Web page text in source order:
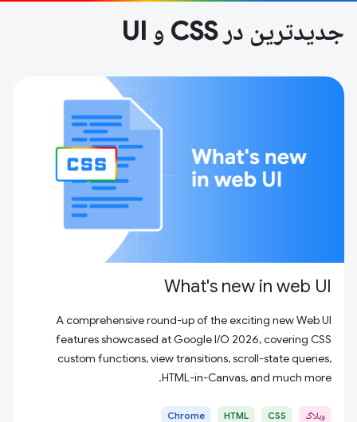
جدیدترین در CSS و UI
What's new in web UI
A comprehensive round-up of the exciting new Web UI
features showcased at Google I/O 2026, covering CSS
custom functions, view transitions, scroll-state queries,
HTML-in-Canvas, and much more.
وبلاگ CSS
HTML
Chrome